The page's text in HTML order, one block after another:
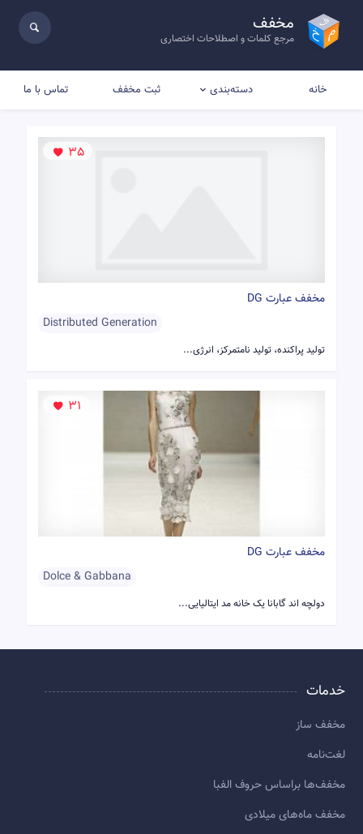
مخفف
مرجع کلمات و اصطلاحات اختصاری
خانه دسته‌بندی ثبت مخفف تماس با ما
35
مخفف عبارت DG
Distributed Generation
تولید پراکنده، تولید نامتمرکز، انرژی...
31
مخفف عبارت DG
Dolce & Gabbana
دولچه اند گابانا یک خانه مد ایتالیایی...
خدمات
مخفف ساز
لغت‌نامه
مخفف‌ها براساس حروف الفبا
مخفف ماه‌های میلادی